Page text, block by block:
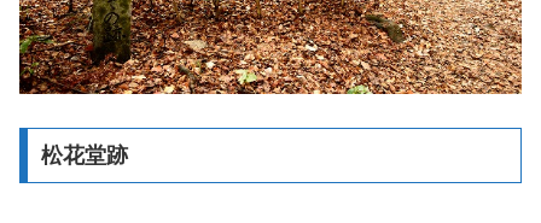
松花堂跡